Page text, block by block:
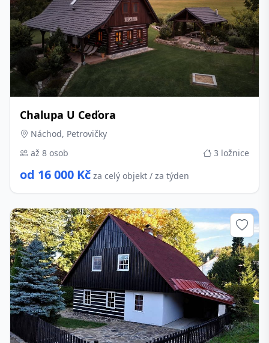
Chalupa U Ceďora
Náchod, Petrovičky
až 8 osob
3 ložnice
od 16 000 Kč za celý objekt / za týden